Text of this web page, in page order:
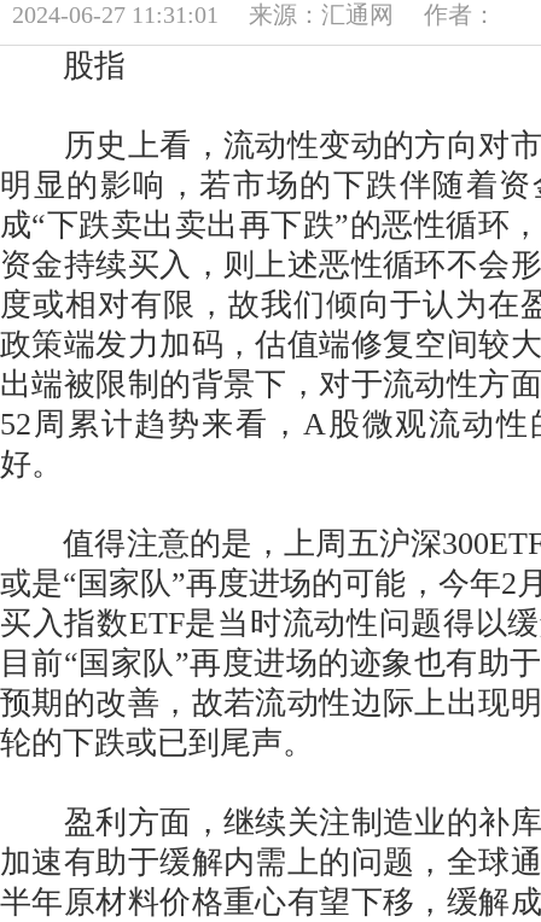
2024-06-27 11:31:01 来源：汇通网 作者：
股指
历史上看，流动性变动的方向对市
明显的影响，若市场的下跌伴随着
成“下跌卖出卖出再下跌”的恶性循环
资金持续买入，则上述恶性循环不会
度或相对有限，故我们倾向于认为在
政策端发力加码，估值端修复空间较
出端被限制的背景下，对于流动性方
52周累计趋势来看，A股微观流动
好。
值得注意的是，上周五沪深
或是“国家队”再度进场的可能，今年2
买入指数ETF是当时流动性问题得以
目前“国家队”再度进场的迹象也有助
预期的改善，故若流动性边际上出现
轮的下跌或已到尾声。
盈利方面，继续关注制造业的补库
加速有助于缓解内需上的问题，全球
半年原材料价格重心有望下移，缓解